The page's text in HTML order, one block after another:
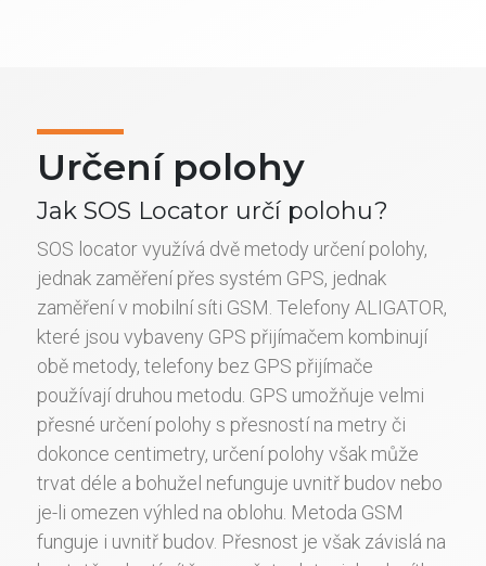
Určení polohy
Jak SOS Locator určí polohu?
SOS locator využívá dvě metody určení polohy,
jednak zaměření přes systém GPS, jednak
zaměření v mobilní síti GSM. Telefony ALIGATOR,
které jsou vybaveny GPS přijímačem kombinují
obě metody, telefony bez GPS přijímače
používají druhou metodu. GPS umožňuje velmi
přesné určení polohy s přesností na metry či
dokonce centimetry, určení polohy však může
trvat déle a bohužel nefunguje uvnitř budov nebo
je-li omezen výhled na oblohu. Metoda GSM
funguje i uvnitř budov. Přesnost je však závislá na